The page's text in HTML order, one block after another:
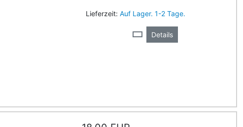
Lieferzeit: Auf Lager. 1-2 Tage.
Details